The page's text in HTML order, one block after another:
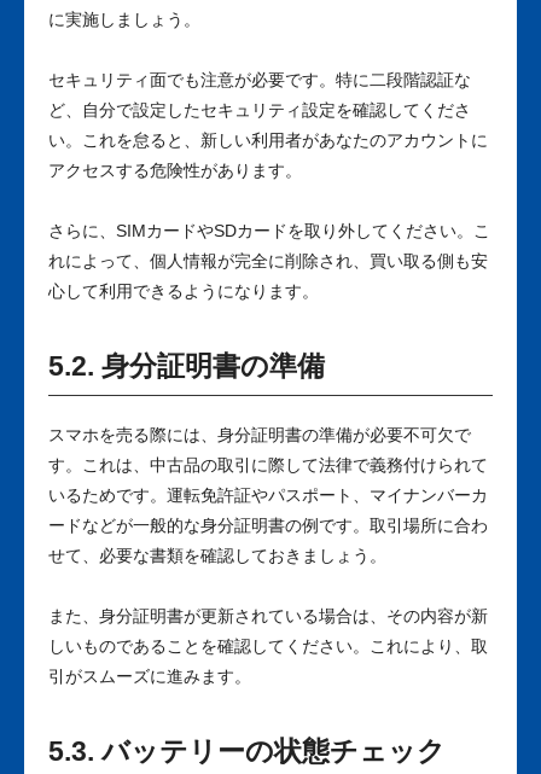
に実施しましょう。
セキュリティ面でも注意が必要です。特に二段階認証な
ど、自分で設定したセキュリティ設定を確認してくださ
い。これを怠ると、新しい利用者があなたのアカウントに
アクセスする危険性があります。
さらに、SIMカードやSDカードを取り外してください。こ
れによって、個人情報が完全に削除され、買い取る側も安
心して利用できるようになります。
5.2. 身分証明書の準備
スマホを売る際には、身分証明書の準備が必要不可欠で
す。これは、中古品の取引に際して法律で義務付けられて
いるためです。運転免許証やパスポート、マイナンバーカ
ードなどが一般的な身分証明書の例です。取引場所に合わ
せて、必要な書類を確認しておきましょう。
また、身分証明書が更新されている場合は、その内容が新
しいものであることを確認してください。これにより、取
引がスムーズに進みます。
5.3. バッテリーの状態チェック